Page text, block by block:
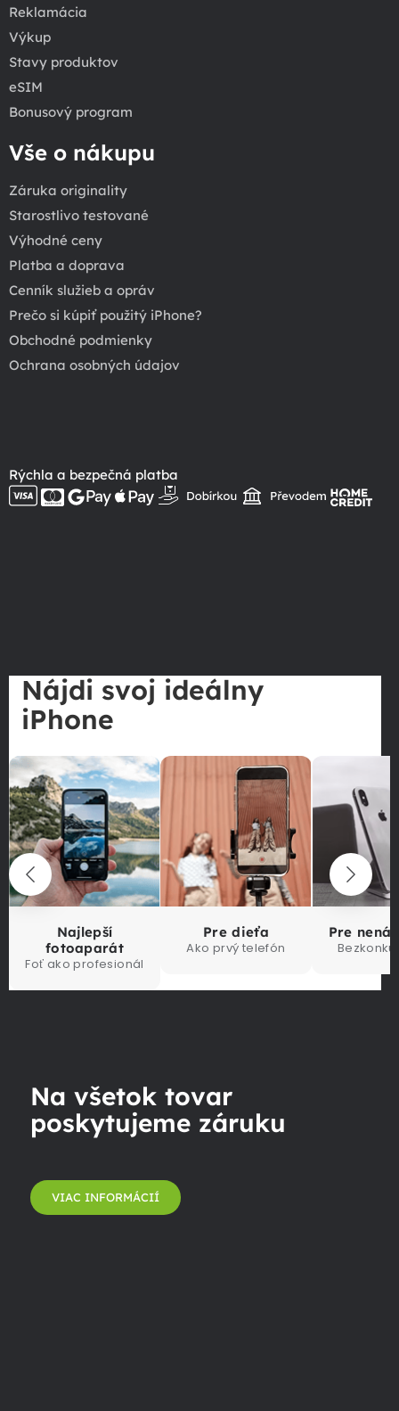
Reklamácia
Výkup
Stavy produktov
eSIM
Bonusový program
Vše o nákupu
Záruka originality
Starostlivo testované
Výhodné ceny
Platba a doprava
Cenník služieb a opráv
Prečo si kúpiť použitý iPhone?
Obchodné podmienky
Ochrana osobných údajov
Rýchla a bezpečná platba
Nájdi svoj ideálny
iPhone
Najlepší
fotoaparát
Foť ako profesionál
Pre dieťa
Ako prvý telefón
Pre
Na všetok tovar
poskytujeme záruku
VIAC INFORMÁCIÍ